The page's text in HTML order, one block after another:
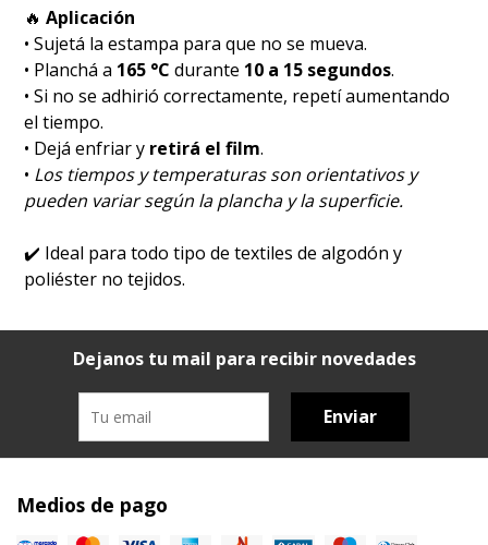
🔥 Aplicación
• Sujetá la estampa para que no se mueva.
• Planchá a 165 °C durante 10 a 15 segundos.
• Si no se adhirió correctamente, repetí aumentando
el tiempo.
• Dejá enfriar y retirá el film.
• Los tiempos y temperaturas son orientativos y
pueden variar según la plancha y la superficie.
✔️ Ideal para todo tipo de textiles de algodón y
poliéster no tejidos.
Dejanos tu mail para recibir novedades
Enviar
Medios de pago